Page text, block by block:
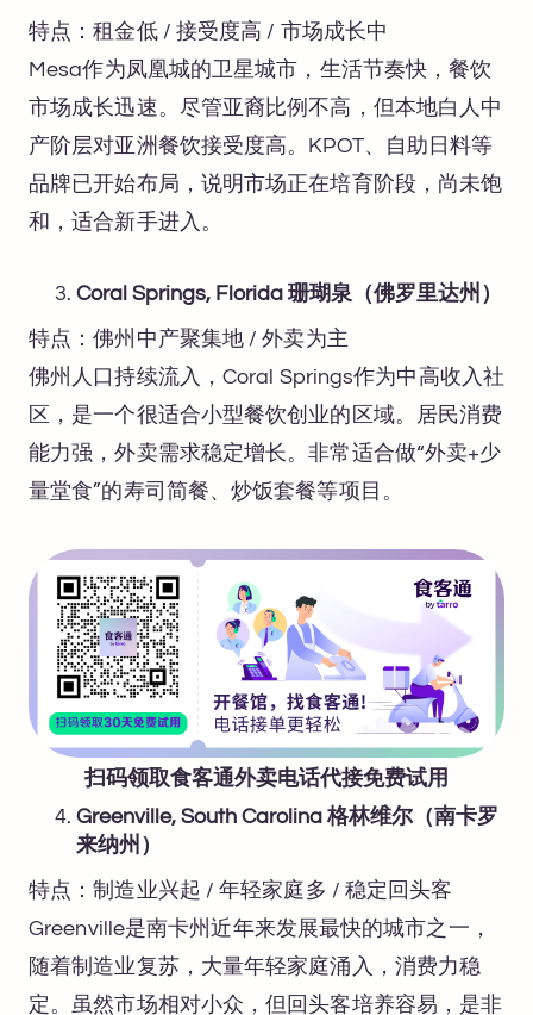
特点：租金低 / 接受度高 / 市场成长中
Mesa作为凤凰城的卫星城市，生活节奏快，餐饮
市场成长迅速。尽管亚裔比例不高，但本地白人中
产阶层对亚洲餐饮接受度高。KPOT、自助日料等
品牌已开始布局，说明市场正在培育阶段，尚未饱
和，适合新手进入。
Coral Springs, Florida 珊瑚泉（佛罗里达州）
特点：佛州中产聚集地 / 外卖为主
佛州人口持续流入，Coral Springs作为中高收入社
区，是一个很适合小型餐饮创业的区域。居民消费
能力强，外卖需求稳定增长。非常适合做“外卖+少
量堂食”的寿司简餐、炒饭套餐等项目。
扫码领取食客通外卖电话代接免费试用
Greenville, South Carolina 格林维尔（南卡罗
来纳州）
特点：制造业兴起 / 年轻家庭多 / 稳定回头客
Greenville是南卡州近年来发展最快的城市之一，
随着制造业复苏，大量年轻家庭涌入，消费力稳
定。虽然市场相对小众，但回头客培养容易，是非